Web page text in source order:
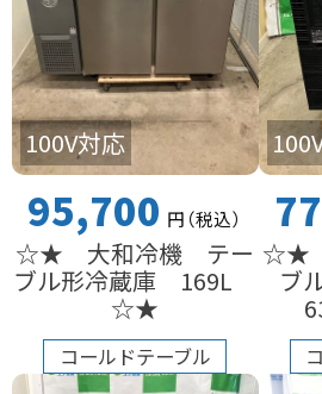
100V対応
95,700 円（税込）
☆★ 大和冷機 テー
ブル形冷蔵庫 169L
☆★
コールドテーブル
☆★
ブ